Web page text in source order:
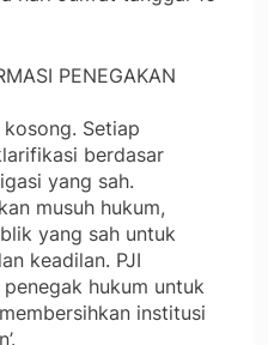
PENEGAKAN
Setiap
berdasar
yang sah.
musuh hukum,
yang sah untuk
keadilan. PJI
hukum untuk
institusi